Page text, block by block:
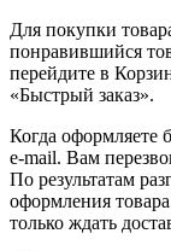
Для покупки
понравившийся
перейдите в
«Быстрый заказ».
Когда
e-mail. Вам
По результатам
оформления
только ждать